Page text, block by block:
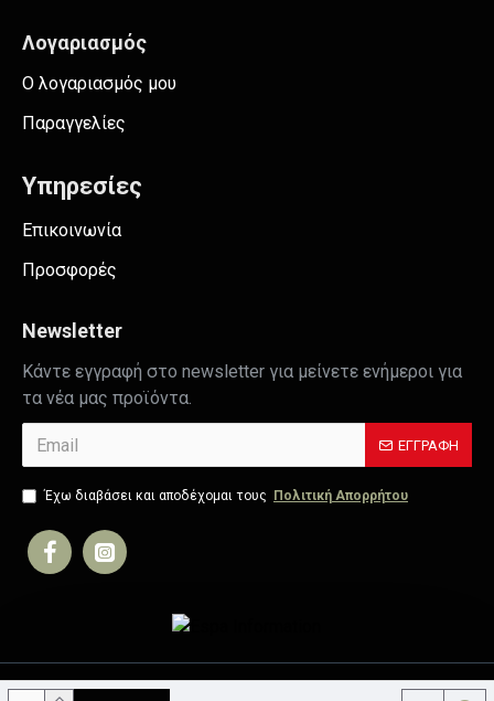
Λογαριασμός
Ο λογαριασμός μου
Παραγγελίες
Υπηρεσίες
Επικοινωνία
Προσφορές
Newsletter
Κάντε εγγραφή στο newsletter για μείνετε ενήμεροι για
τα νέα μας προϊόντα.
ΕΓΓΡΑΦΉ
Έχω διαβάσει και αποδέχομαι τους Πολιτική Απορρήτου